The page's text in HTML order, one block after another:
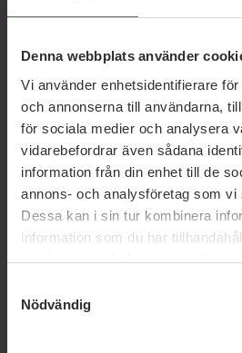
Denna webbplats använder
Vi använder enhetsidentifierare
och annonserna till användarna,
för sociala medier och analysera
vidarebefordrar även sådana
information från din enhet till de
annons- och analysföretag som vi
Dessa kan i sin tur kombinera
information som du har
samlat in när du har använt deras
Nödvändig
Relaterade
2 oktober 2021
”Vi måste ställa om nu –
EU godkänner